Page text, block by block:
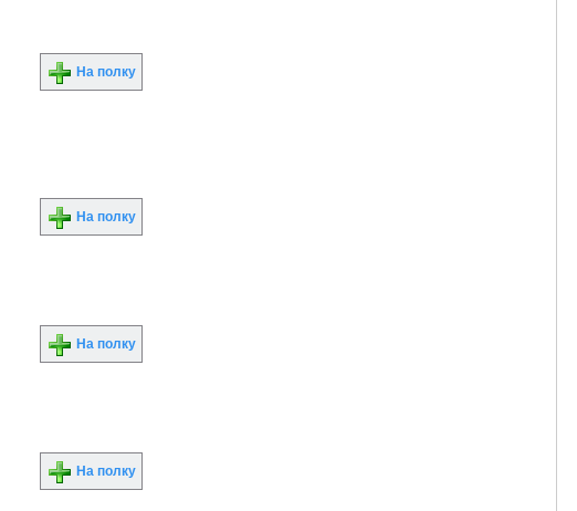
На полку
На полку
На полку
На полку